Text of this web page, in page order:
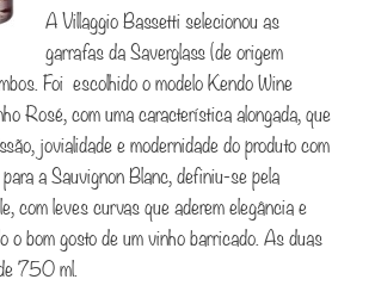
A Villaggio Bassetti selecionou as
garrafas da Saverglass (de origem
Foi escolhido o modelo Kendo Wine
Rosé, com uma característica alongada, que
jovialidade e modernidade do produto com
a Sauvignon Blanc, definiu-se pela
com leves curvas que aderem elegância e
o bom gosto de um vinho barricado. As duas
750 ml.